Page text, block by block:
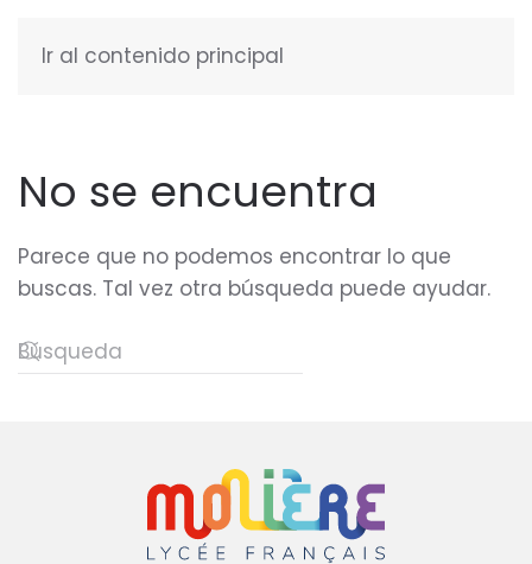
Ir al contenido principal
No se encuentra
Parece que no podemos encontrar lo que
buscas. Tal vez otra búsqueda puede ayudar.